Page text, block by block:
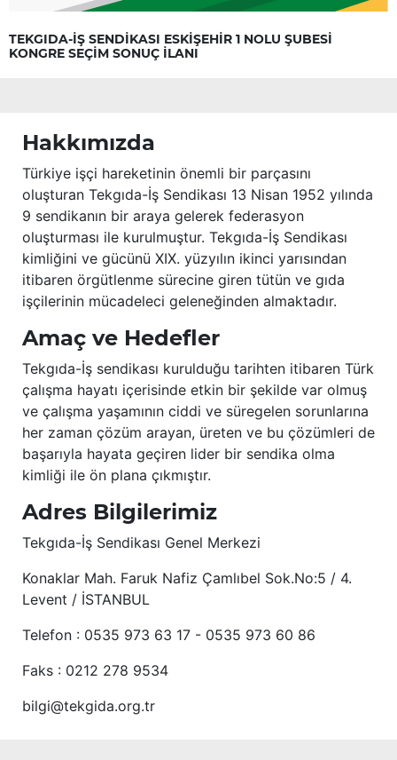
TEKGIDA-İŞ SENDİKASI ESKİŞEHİR 1 NOLU ŞUBESİ
KONGRE SEÇİM SONUÇ İLANI
Hakkımızda
Türkiye işçi hareketinin önemli bir parçasını
oluşturan Tekgıda-İş Sendikası 13 Nisan 1952 yılında
9 sendikanın bir araya gelerek federasyon
oluşturması ile kurulmuştur. Tekgıda-İş Sendikası
kimliğini ve gücünü XIX. yüzyılın ikinci yarısından
itibaren örgütlenme sürecine giren tütün ve gıda
işçilerinin mücadeleci geleneğinden almaktadır.
Amaç ve Hedefler
Tekgıda-İş sendikası kurulduğu tarihten itibaren Türk
çalışma hayatı içerisinde etkin bir şekilde var olmuş
ve çalışma yaşamının ciddi ve süregelen sorunlarına
her zaman çözüm arayan, üreten ve bu çözümleri de
başarıyla hayata geçiren lider bir sendika olma
kimliği ile ön plana çıkmıştır.
Adres Bilgilerimiz
Tekgıda-İş Sendikası Genel Merkezi
Konaklar Mah. Faruk Nafiz Çamlıbel Sok.No:5 / 4.
Levent / İSTANBUL
Telefon : 0535 973 63 17 - 0535 973 60 86
Faks : 0212 278 9534
bilgi@tekgida.org.tr